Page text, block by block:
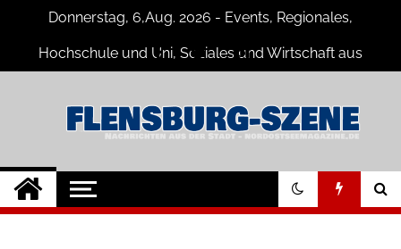
content
Donnerstag, 6,Aug. 2026 - Events, Regionales,
Hochschule und Uni, Soziales und Wirtschaft aus
Flensburg-Szene
Nachrichten
Nachrichten für Flensburg und
Umgebung